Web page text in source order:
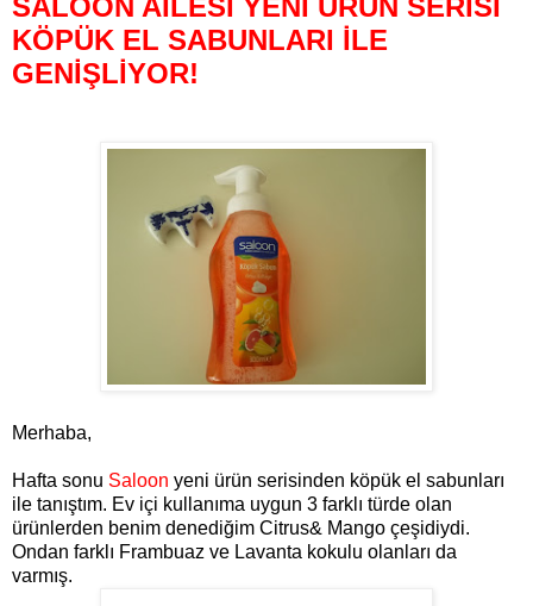
KÖPÜK EL SABUNLARI İLE
GENİŞLİYOR!
Merhaba,
Hafta sonu Saloon yeni ürün serisinden köpük el sabunları
ile tanıştım. Ev içi kullanıma uygun 3 farklı türde olan
ürünlerden benim denediğim Citrus& Mango çeşidiydi.
Ondan farklı Frambuaz ve Lavanta kokulu olanları da
varmış.